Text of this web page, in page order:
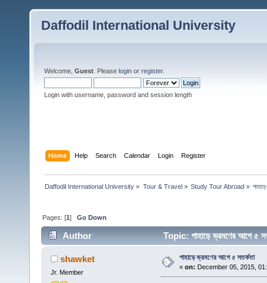
Daffodil International University
Welcome, Guest . Please login or register.
Login with username, password and session length
Home Help Search Calendar Login Register
Daffodil International University » Tour & Travel» Study Tour Abroad»
Pages: [1]Go Down
Author Topic: পাহাড়ে ভ্রমণের আগে
shawket
Jr. Member
পাহাড়ে ভ্রমণের আগে ৫ সতর্কতা
« on: December 05, 2015,